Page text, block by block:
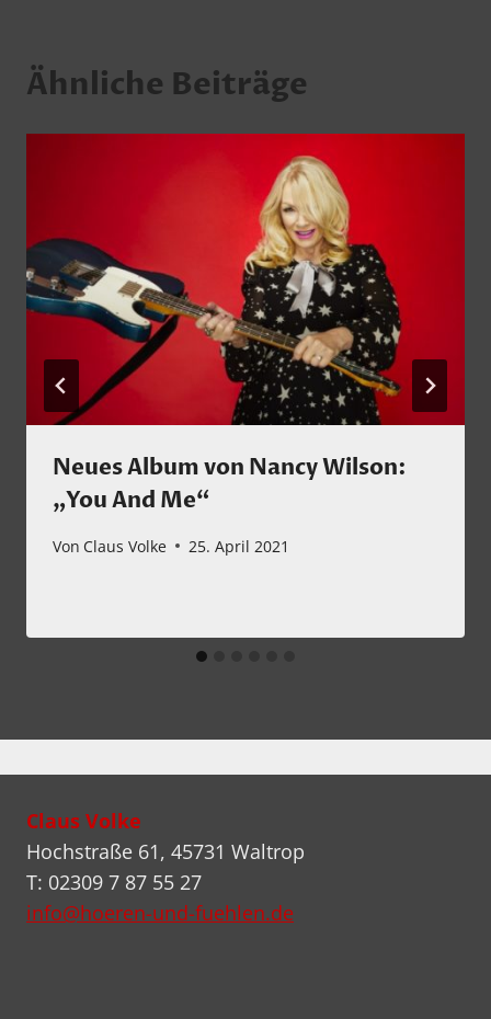
Ähnliche Beiträge
Neues Album von Nancy Wilson:
„You And Me“
Von Claus Volke 25. April 2021
Claus Volke
Hochstraße 61, 45731 Waltrop
T: 02309 7 87 55 27
info@hoeren-und-fuehlen.de